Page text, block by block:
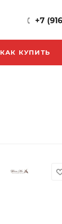
+7
КАК КУПИТЬ